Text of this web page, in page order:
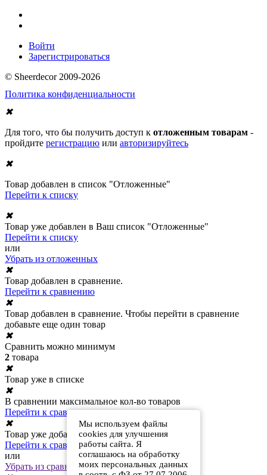
Войти
Зарегистрироваться
© Sheerdecor 2009-2026
Политика конфиденциальности
Мы используем файлы
cookies для улучшения
работы сайта. Я
соглашаюсь на обработку
моих персональных данных
✖
Для того, что бы получить доступ к отложенным товарам -
пройдите регистрацию или авторизируйтесь
✖
Товар добавлен в список "Отложенные"
Перейти к списку
✖
Товар уже добавлен в Ваш список "Отложенные"
Перейти к списку
или
Убрать из отложенных
✖
Товар добавлен в сравнение.
Перейти к сравнению
✖
Товар добавлен в сравнение. Чтобы перейти в сравнение
добавьте еще один товар
✖
Сравнить можно минимум
2 товара
✖
Товар уже в списке
✖
В сравнении максимальное кол-во товаров
Перейти к сравнению
✖
Товар уже добавлен в сравнение
Перейти к сравнению
или
Убрать из сравнения